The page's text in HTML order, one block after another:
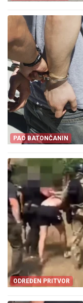
PAO BATONČANIN
ODREĐEN PRITVOR